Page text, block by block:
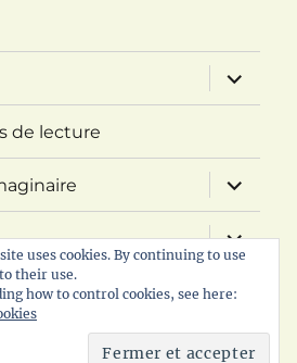
ouvrir
le
sous-
de lecture
ouvrir
le
sous-
menu
ouvrir
le
uses cookies. By continuing to use
their use.
how to control cookies, see here: